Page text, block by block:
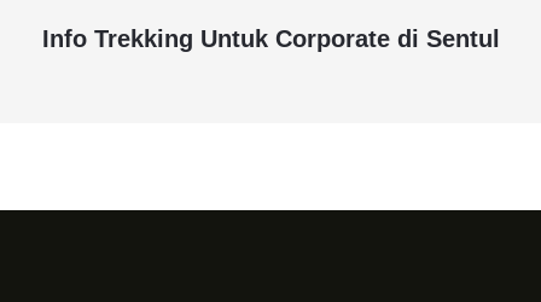
Info Trekking Untuk Corporate di Sentul